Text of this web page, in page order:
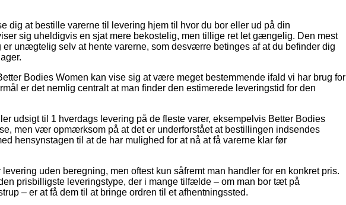
dig at bestille varerne til levering hjem til hvor du bor eller ud på din
sig uheldigvis en sjat mere bekostelig, men tillige ret let gængelig. Den mest
unægtelig selv at hente varerne, som desværre betinges af at du befinder dig
Bodies Women kan vise sig at være meget bestemmende ifald vi har brug for
er det nemlig centralt at man finder den estimerede leveringstid for den
udsigt til 1 hverdags levering på de fleste varer, eksempelvis Better Bodies
men vær opmærksom på at det er underforstået at bestillingen indsendes
hensynstagen til at de har mulighed for at nå at få varerne klar før
uden beregning, men oftest kun såfremt man handler for en konkret pris.
prisbilligste leveringstype, der i mange tilfælde – om man bor tæt på
– er at få dem til at bringe ordren til et afhentningssted.